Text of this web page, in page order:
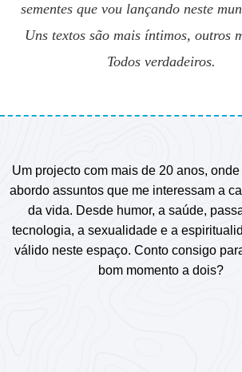
sementes que vou lançando neste
Uns textos são mais íntimos, outros
Todos verdadeiros.
Um projecto com mais de 20 anos,
abordo assuntos que me interessam a
da vida. Desde humor, a saúde,
tecnologia, a sexualidade e a
válido neste espaço. Conto consigo
bom momento a dois?